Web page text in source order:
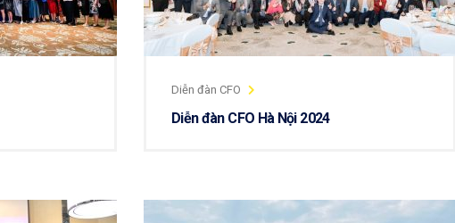
Diễn đàn CFO
Diễn đàn CFO Hà Nội 2024